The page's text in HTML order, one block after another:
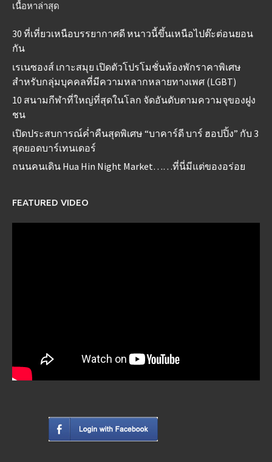
เนื้อหาล่าสุด
30 ที่เที่ยวเหนือบรรยากาศดี หนาวนี้ขึ้นเหนือไปต๊ะต่อนยอน
กัน
เรเนซองส์ เกาะสมุย เปิดตัวโปรโมชั่นห้องพักราคาพิเศษ
สำหรับกลุ่มบุคคลที่มีความหลากหลายทางเพศ (LGBT)
10 สนามกีฬาที่ใหญ่ที่สุดในโลก จัดอันดับตามความจุของฝูง
ชน
เปิดประสบการณ์ค่ำคืนสุดพิเศษ “บาคาร์ดี บาร์ ฮอปปิ้ง” กับ 3
สุดยอดบาร์เทนเดอร์
ถนนคนเดิน Hua Hin Night Market……ที่นี่มีแต่ของอร่อย
FEATURED VIDEO